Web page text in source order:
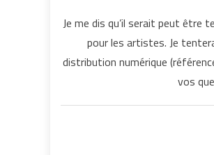
Je me dis qu’il serait peut être
pour les artistes. Je
distribution numérique
vos